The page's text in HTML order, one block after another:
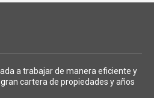
a trabajar de manera eficiente y
cartera de propiedades y años